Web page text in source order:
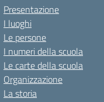
Presentazione
I luoghi
Le persone
I numeri della scuola
Le carte della scuola
Organizzazione
La storia